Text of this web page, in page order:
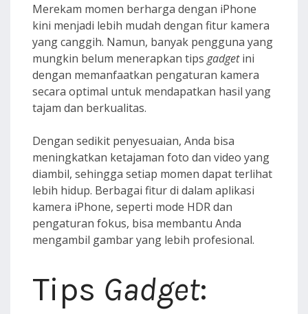
Merekam momen berharga dengan iPhone
kini menjadi lebih mudah dengan fitur kamera
yang canggih. Namun, banyak pengguna yang
mungkin belum menerapkan tips gadgetini
dengan memanfaatkan pengaturan kamera
secara optimal untuk mendapatkan hasil yang
tajam dan berkualitas.
Dengan sedikit penyesuaian, Anda bisa
meningkatkan ketajaman foto dan video yang
diambil, sehingga setiap momen dapat terlihat
lebih hidup. Berbagai fitur di dalam aplikasi
kamera iPhone, seperti mode HDR dan
pengaturan fokus, bisa membantu Anda
mengambil gambar yang lebih profesional.
Tips Gadget: